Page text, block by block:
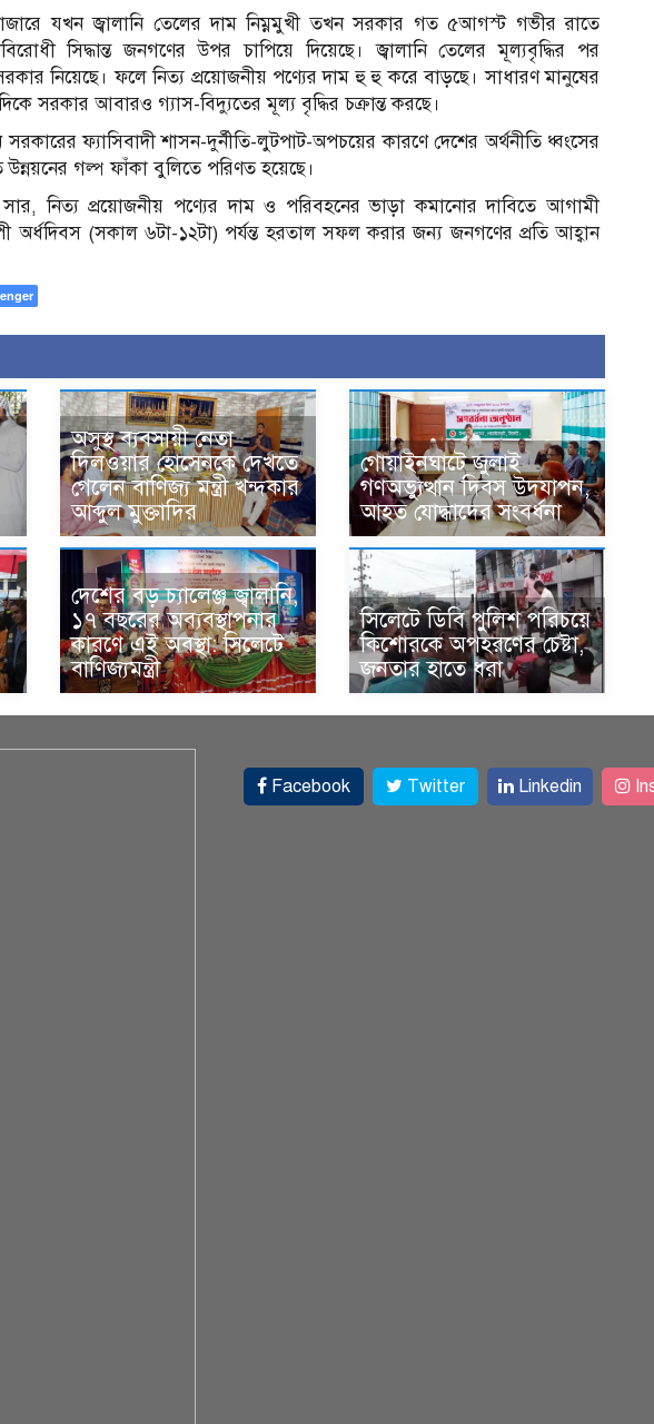
যখন জ্বালানি তেলের দাম নিম্নমুখী তখন সরকার গত ৫আগস্ট গভীর রাতে
সিদ্ধান্ত জনগণের উপর চাপিয়ে দিয়েছে। জ্বালানি তেলের মূল্যবৃদ্ধির পর
সরকার নিয়েছে। ফলে নিত্য প্রয়োজনীয় পণ্যের দাম হু হু করে বাড়ছে। সাধারণ মানুষের
সরকার আবারও গ্যাস-বিদ্যুতের মূল্য বৃদ্ধির চক্রান্ত করছে।
ফ্যাসিবাদী শাসন-দুর্নীতি-লুটপাট-অপচয়ের কারণে দেশের অর্থনীতি ধ্বংসের
উন্নয়নের গল্প ফাঁকা বুলিতে পরিণত হয়েছে।
সার, নিত্য প্রয়োজনীয় পণ্যের দাম ও পরিবহনের ভাড়া কমানোর দাবিতে আগামী
অর্ধদিবস (সকাল ৬টা-১২টা) পর্যন্ত হরতাল সফল করার জন্য জনগণের প্রতি আহ্বান
অসুস্থ ব্যবসায়ী নেতা
দিলওয়ার হোসেনকে দেখতে
গেলেন বাণিজ্য মন্ত্রী খন্দকার
আব্দুল মুক্তাদির
গোয়াইনঘাটে জুলাই
গণঅভ্যুত্থান দিবস উদযাপন,
আহত যোদ্ধাদের সংবর্ধনা
দেশের বড় চ্যালেঞ্জ জ্বালানি,
১৭ বছরের অব্যবস্থাপনার
কারণে এই অবস্থা: সিলেটে
বাণিজ্যমন্ত্রী
সিলেটে ডিবি পুলিশ পরিচয়ে
কিশোরকে অপহরণের চেষ্টা,
জনতার হাতে ধরা
Facebook Twitter Linkedin